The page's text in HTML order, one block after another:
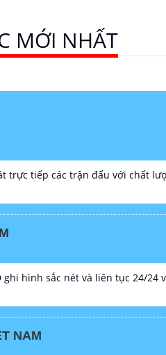
MỚI NHẤT
trực tiếp các trận đấu với chất
hình sắc nét và liên tục 24/24
NAM